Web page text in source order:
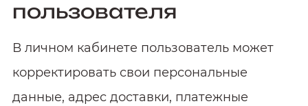
пользователя
В личном кабинете пользователь может
корректировать свои персональные
данные, адрес доставки, платежные